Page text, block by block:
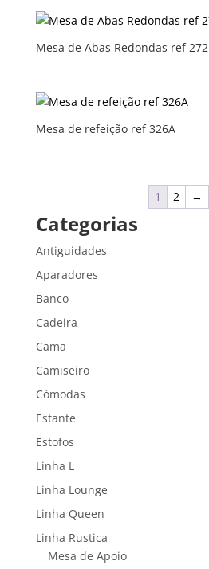
Mesa de Abas Redondas ref 272
Mesa de refeição ref 326A
1 2 →
Categorias
Antiguidades
Aparadores
Banco
Cadeira
Cama
Camiseiro
Cómodas
Estante
Estofos
Linha L
Linha Lounge
Linha Queen
Linha Rustica
Mesa de Apoio